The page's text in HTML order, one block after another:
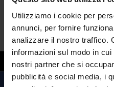
Utilizziamo i cookie per
annunci, per fornire
analizzare il nostro traffico.
informazioni sul modo in
nostri partner che si
pubblicità e social media, i
E il fatto che le
produrre lacrime in
Agron, indica che il
“un comportamento
la vita”.